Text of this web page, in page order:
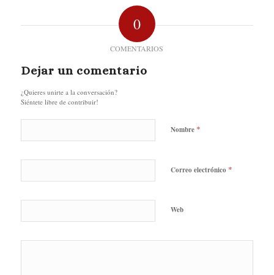
0
COMENTARIOS
Dejar un comentario
¿Quieres unirte a la conversación?
Siéntete libre de contribuir!
Nombre *
Correo electrónico *
Web